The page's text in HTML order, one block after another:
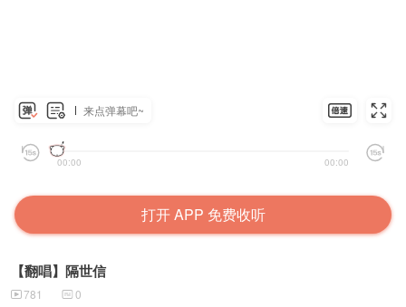
来点弹幕吧~
00:00 00:00
打开 APP 免费收听
【翻唱】隔世信
781 0